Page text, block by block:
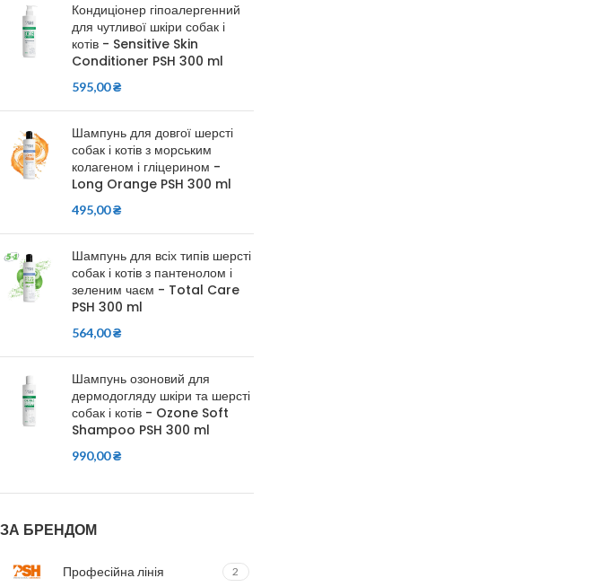
Кондиціонер гіпоалергенний
для чутливої шкіри собак і
котів - Sensitive Skin
Conditioner PSH 300 ml
595,00₴
Шампунь для довгої шерсті
собак і котів з морським
колагеном і гліцерином -
Long Orange PSH 300 ml
495,00₴
Шампунь для всіх типів шерсті
собак і котів з пантенолом і
зеленим чаєм - Total Care
PSH 300 ml
564,00₴
Шампунь озоновий для
дермодогляду шкіри та шерсті
собак і котів - Ozone Soft
Shampoo PSH 300 ml
990,00₴
ЗА БРЕНДОМ
Професійна лінія 2